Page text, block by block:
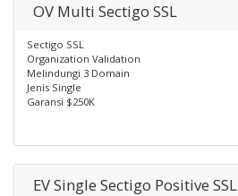
OV Multi Sectigo SSL
Sectigo SSL
Organization Validation
Melindungi 3 Domain
Jenis Single
Garansi $250K
EV Single Sectigo Positive SSL